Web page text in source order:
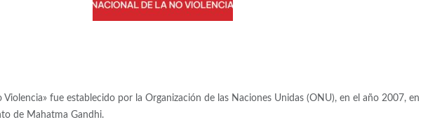
Violencia» fue establecido por la Organización de las Naciones Unidas (ONU), en el año 2007, en
de Mahatma Gandhi.